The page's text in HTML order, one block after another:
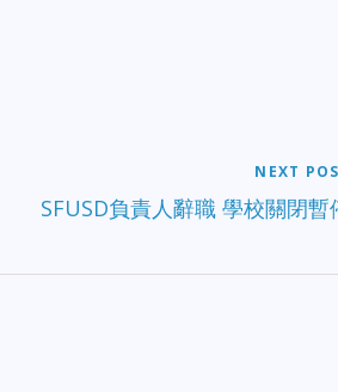
NEXT
SFUSD負責人辭職 學校關閉暫